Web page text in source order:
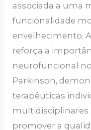
associada a uma
funcionalidade
envelhecimento.
reforça a
neurofuncional
Parkinson,
terapêuticas
multidisciplinares
promover a